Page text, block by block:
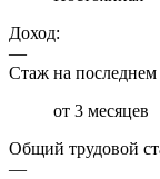
Доход:
—
Стаж на последнем
от 3 месяцев
Общий трудовой
—